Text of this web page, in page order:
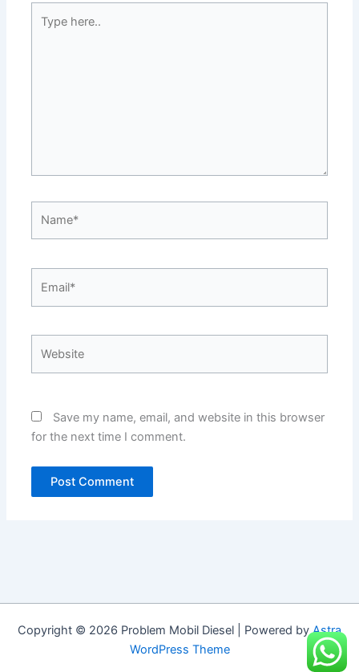
here..
Save my name, email, and website in this browser
for the next time I comment.
Copyright © 2026 Problem Mobil Diesel | Powered byAstra
WordPress Theme